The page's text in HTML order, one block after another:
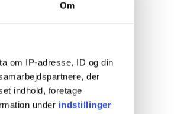
Om
om IP-adresse, ID og din
der
indhold, foretage
under indstillinger